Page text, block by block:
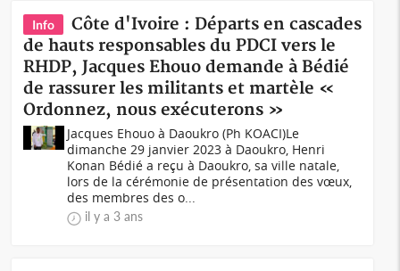
Info
Côte d'Ivoire : Départs en cascades
de hauts responsables du PDCI vers le
RHDP, Jacques Ehouo demande à Bédié
de rassurer les militants et martèle «
Ordonnez, nous exécuterons »
Jacques Ehouo à Daoukro (Ph KOACI)Le
dimanche 29 janvier 2023 à Daoukro, Henri
Konan Bédié a reçu à Daoukro, sa ville natale,
lors de la cérémonie de présentation des vœux,
des membres des o...
il y a 3 ans